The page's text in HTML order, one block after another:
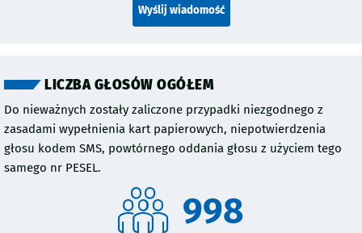
Wyślij wiadomość
LICZBA GŁOSÓW OGÓŁEM
Do nieważnych zostały zaliczone przypadki niezgodnego z
zasadami wypełnienia kart papierowych, niepotwierdzenia
głosu kodem SMS, powtórnego oddania głosu z użyciem tego
samego nr PESEL.
998